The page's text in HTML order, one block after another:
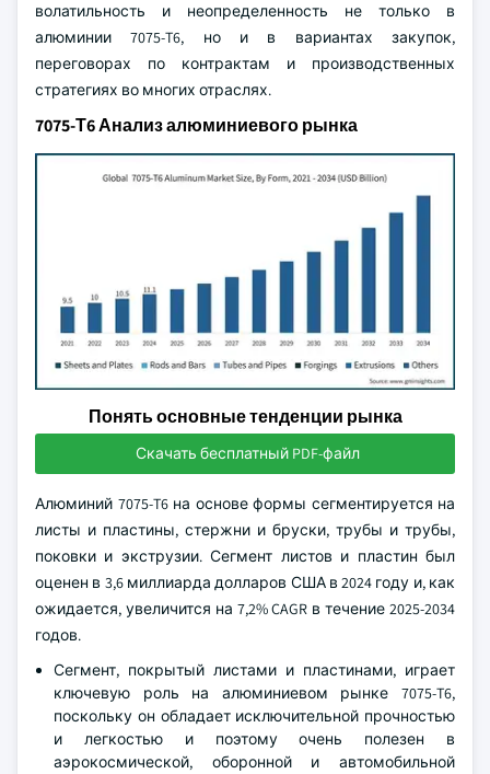
волатильность и неопределенность не только в
алюминии 7075-T6, но и в вариантах закупок,
переговорах по контрактам и производственных
стратегиях во многих отраслях.
7075-Т6 Анализ алюминиевого рынка
Понять основные тенденции рынка
Скачать бесплатный PDF-файл
Алюминий 7075-T6 на основе формы сегментируется на
листы и пластины, стержни и бруски, трубы и трубы,
поковки и экструзии. Сегмент листов и пластин был
оценен в 3,6 миллиарда долларов США в 2024 году и, как
ожидается, увеличится на 7,2% CAGR в течение 2025-2034
годов.
Сегмент, покрытый листами и пластинами, играет
ключевую роль на алюминиевом рынке 7075-T6,
поскольку он обладает исключительной прочностью
и легкостью и поэтому очень полезен в
аэрокосмической, оборонной и автомобильной